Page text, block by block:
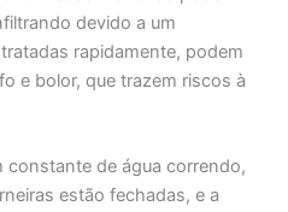
devido a um
rapidamente, podem
e bolor, que trazem riscos à
constante de água correndo,
estão fechadas, e a